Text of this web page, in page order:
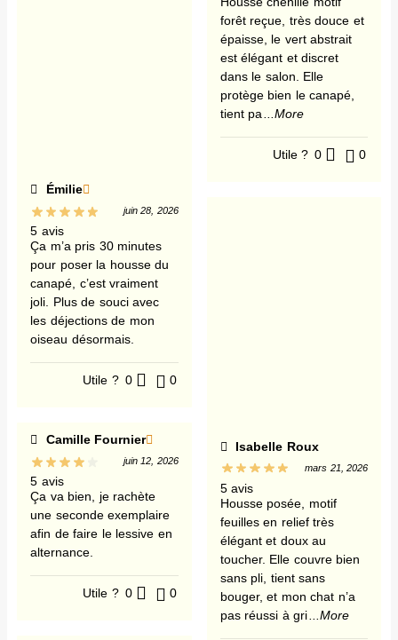
Émilie
5 avis
juin 28, 2026
Ça m’a pris 30 minutes
pour poser la housse du
canapé, c’est vraiment
joli. Plus de souci avec
les déjections de mon
oiseau désormais.
Utile ? 0 0
Camille Fournier
5 avis
juin 12, 2026
Ça va bien, je rachète
une seconde exemplaire
afin de faire le lessive en
alternance.
Utile ? 0 0
forêt reçue, très douce et
épaisse, le vert abstrait
est élégant et discret
dans le salon. Elle
protège bien le canapé,
tient pa
...More
Utile ? 0 0
Isabelle Roux
5 avis
mars 21, 2026
Housse posée, motif
feuilles en relief très
élégant et doux au
toucher. Elle couvre bien
sans pli, tient sans
bouger, et mon chat n’a
pas réussi à gri
...More